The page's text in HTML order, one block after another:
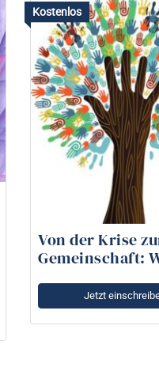
Kostenlos
Von der Krise
Gemeinschaft:
zu sein?
Jetzt